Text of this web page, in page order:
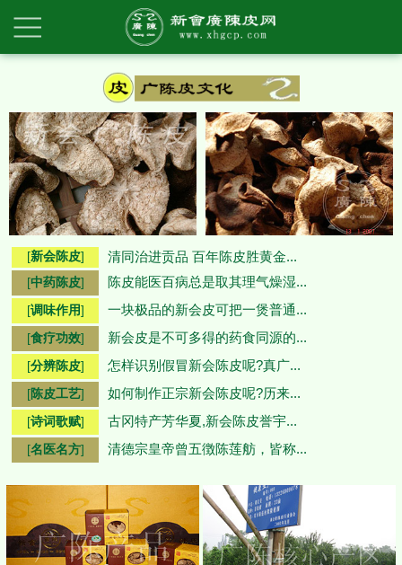
[新会陈皮] 清同治进贡品 百年陈皮胜黄金...
[中药陈皮] 陈皮能医百病总是取其理气燥湿...
[调味作用] 一块极品的新会皮可把一煲普通...
[食疗功效] 新会皮是不可多得的药食同源的...
[分辨陈皮] 怎样识别假冒新会陈皮呢?真广...
[陈皮工艺] 如何制作正宗新会陈皮呢?历来...
[诗词歌赋] 古冈特产芳华夏,新会陈皮誉宇...
[名医名方] 清德宗皇帝曾五徴陈莲舫，皆称...